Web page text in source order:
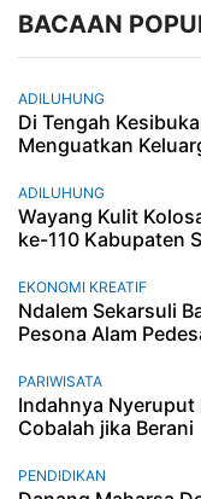
BACAAN
ADILUHUNG
Di Tengah
Menguatkan
ADILUHUNG
Wayang Kulit
ke-110 Kabupaten
EKONOMI KREATIF
Ndalem Sekarsuli
Pesona Alam
PARIWISATA
Indahnya Nyeruput
Cobalah jika Berani
PENDIDIKAN